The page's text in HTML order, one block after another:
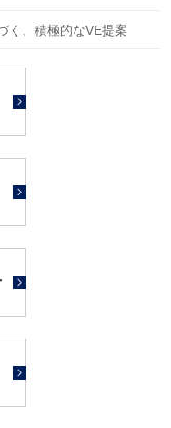
く、積極的なVE提案